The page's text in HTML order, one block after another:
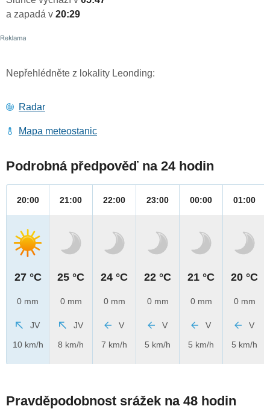
a zapadá v 20:29
Nepřehlédněte z lokality Leonding:
Radar
Mapa meteostanic
Podrobná předpověď na 24 hodin
20:00
27 °C
0 mm
JV
10 km/h
21:00
25 °C
0 mm
JV
8 km/h
22:00
24 °C
0 mm
V
7 km/h
23:00
22 °C
0 mm
V
5 km/h
00:00
21 °C
0 mm
V
5 km/h
01:00
20 °C
0 mm
V
5 km/h
Pravděpodobnost srážek na 48 hodin